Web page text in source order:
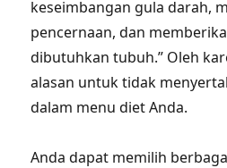
keseimbangan gula darah,
pencernaan, dan
dibutuhkan tubuh.” Oleh
alasan untuk tidak
dalam menu diet Anda.
Anda dapat memilih